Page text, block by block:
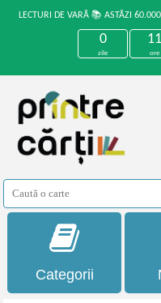
LECTURI DE VARĂ 📚 ASTĂZI
0
zile
11
ore
Categorii